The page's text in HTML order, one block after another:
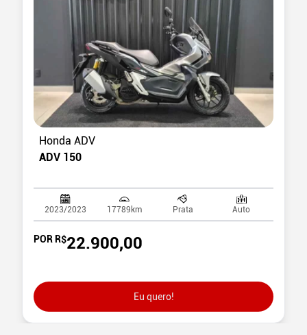
Honda ADV
ADV 150
2023/2023 17789 km Prata Auto
POR R$22.900,00
Eu quero!